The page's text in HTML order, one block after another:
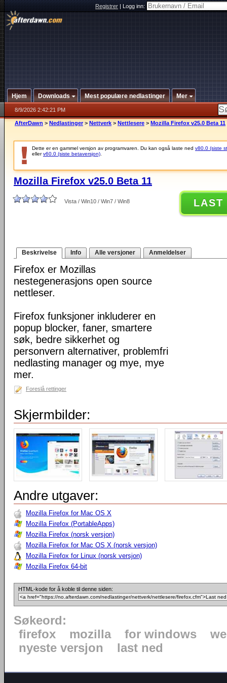
Registrer|Logg inn:
Hjem Downloads Mest populære nedlastinger Mer
8/9/2026 2:42:21 PM
AfterDawn > Nedlastinger > Nettverk > Nettlesere > Mozilla Firefox v25.0 Beta 11
Dette er en gammel versjon av programvaren. Du kan også laste ned v80.0 (siste
ellerv60.0 (siste betaversjon)
Mozilla Firefox v25.0 Beta 11
Vista / Win10 / Win7 / Win8 LAST
Beskrivelse Info Alle versjoner Anmeldelser
Firefox er Mozillas
nestegenerasjons open source
nettleser.
Firefox funksjoner inkluderer en
popup blocker, faner, smartere
søk, bedre sikkerhet og
personvern alternativer, problemfri
nedlasting manager og mye, mye
mer.
Foreslå rettinger
Skjermbilder:
Andre utgaver:
Mozilla Firefox for Mac OS X
Mozilla Firefox (PortableApps)
Mozilla Firefox (norsk versjon)
Mozilla Firefox for Mac OS X (norsk versjon)
Mozilla Firefox for Linux (norsk versjon)
Mozilla Firefox 64-bit
HTML-kode for å koble til denne siden:
Søkeord:
firefox
mozilla for windows
nyeste versjon
last ned